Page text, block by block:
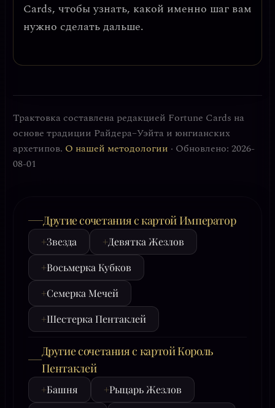
Cards, чтобы узнать, какой именно шаг вам
нужно сделать дальше.
Трактовка составлена редакцией Fortune Cards на
основе традиции Райдера–Уэйта и юнгианских
архетипов. О нашей методологии · Обновлено: 2026-
08-01
Другие сочетания с картой Император
+Звезда +Девятка Жезлов
+Восьмерка Кубков
+Семерка Мечей
+Шестерка Пентаклей
Другие сочетания с картой Король
Пентаклей
+Башня +Рыцарь Жезлов